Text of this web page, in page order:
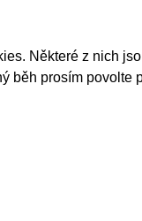
Některé z nich
běh prosím povolte